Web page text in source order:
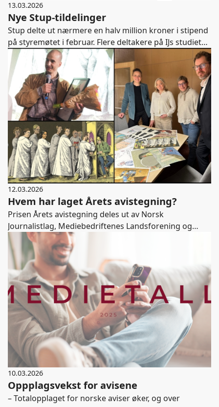
13.03.2026
Nye Stup-tildelinger
Stup delte ut nærmere en halv million kroner i stipend
på styremøtet i februar. Flere deltakere på IJs studietur
til Silicon Valley fikk støtte, og det ble også gitt stipend
til blant annet masterstudier i Australia, IRMs
Washingtonseminar, skrivekurs mm. I tillegg ble det
tildelt vikarstøtte til to redaksjoner.
12.03.2026
Hvem har laget Årets avistegning?
Prisen Årets avistegning deles ut av Norsk
Journalistlag, Mediebedriftenes Landsforening og
Norsk Redaktørforening i fellesskap. Nå inviterer vi til
å sende inn gode kandidater fra fjoråret. Frist for
innsending er 26. mars.
10.03.2026
Oppplagsvekst for avisene
– Totalopplaget for norske aviser øker, og over